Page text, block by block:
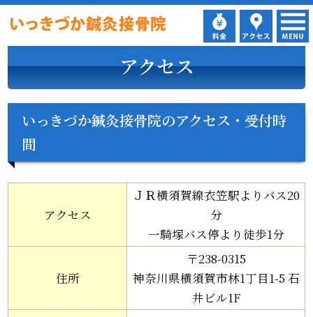
ホーム>アクセス
アクセス
いっきづか鍼灸接骨院のアクセス・受付時
間
アクセス
ＪＲ横須賀線衣笠駅よりバス20
分
一騎塚バス停より徒歩1分
住所
〒238-0315
神奈川県横須賀市林1丁目1-5 石
井ビル1F